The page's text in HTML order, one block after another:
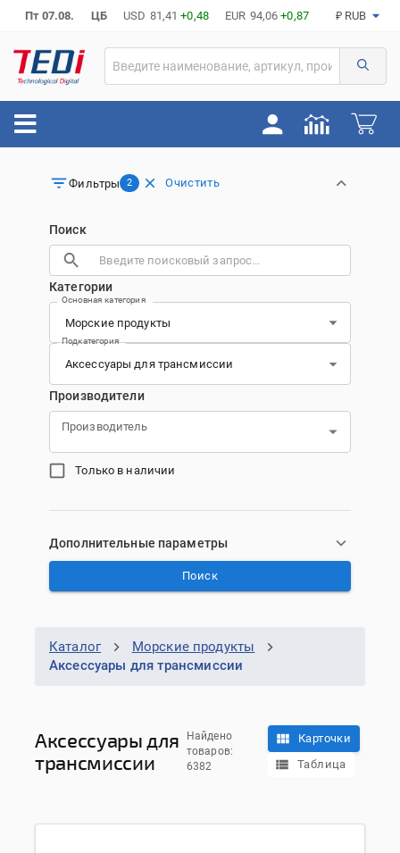
Пт 07.08. ЦБ USD 81,41 +0,48 EUR 94,06 +0,87 ₽ RUB
Фильтры 2 Очистить
Поиск
Категории
Основная категория
Подкатегория
Производители
Производитель
Только в наличии
Дополнительные параметры
Поиск
Каталог
Морские продукты
Аксессуары для трансмиссии
Аксессуары для
трансмиссии
Найдено
товаров:
6382
Карточки
Таблица